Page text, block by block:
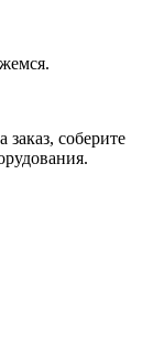
соберите